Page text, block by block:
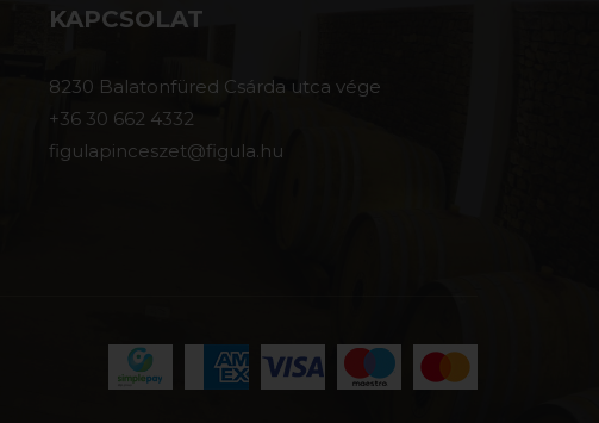
KAPCSOLAT
8230 Balatonfüred Csárda utca vége
+36 30 662 4332
figulapinceszet@figula.hu